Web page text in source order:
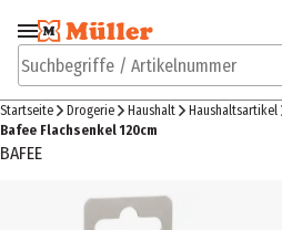
Zur Navigation
springen
Suchbegriffe / Artikelnummer
Startseite Drogerie Haushalt Haushaltsartikel
Bafee Flachsenkel 120cm
BAFEE